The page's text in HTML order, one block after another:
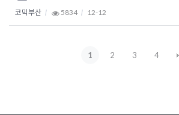
코믹부산 5834 12-12
1 2 3 4